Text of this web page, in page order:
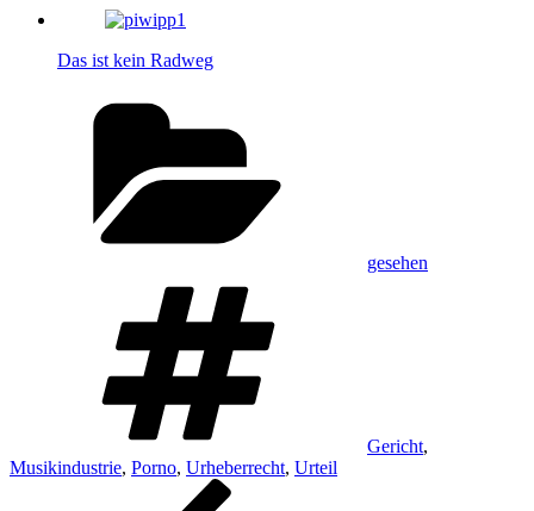
Das ist kein Radweg
gesehen
Gericht,
Musikindustrie, Porno, Urheberrecht, Urteil
Beitragsnavigation